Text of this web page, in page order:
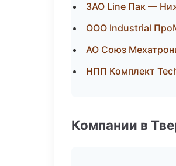
ЗАО Line Пак —
ООО Industrial
АО Союз
НПП Комплект
Компании в